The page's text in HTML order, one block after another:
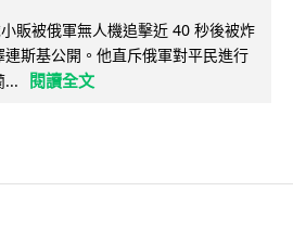
販被俄軍無人機追擊近 40 秒後被炸
斯基公開。他直斥俄軍對平民進行
...
閱讀全文